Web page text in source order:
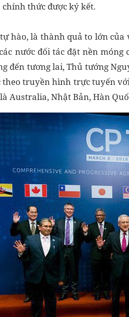
chính thức được ký kết.
hào, là thành quả to lớn của
nước đối tác đặt nền
đến tương lai, Thủ tướng
theo truyền hình trực tuyến
Australia, Nhật Bản, Hàn